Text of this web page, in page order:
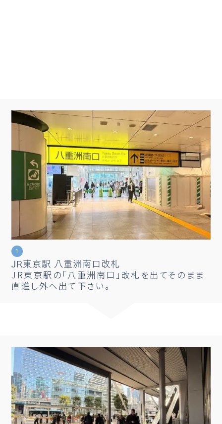
JR東京駅 八重洲南口改札
JR東京駅の「八重洲南口」改札を出てそのまま
直進し外へ出て下さい。